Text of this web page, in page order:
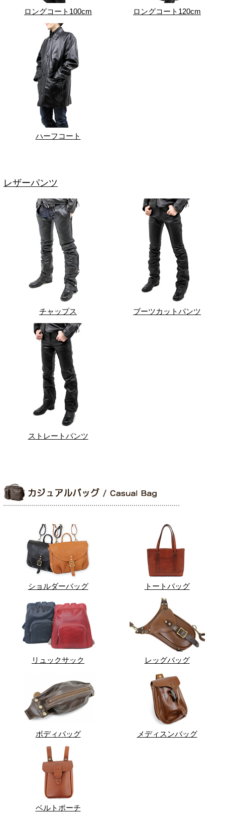
ロングコート100cm ロングコート120cm
ハーフコート
レザーパンツ
チャップス ブーツカットパンツ
ストレートパンツ
ショルダーバッグ トートバッグ
リュックサック レッグバッグ
ボディバッグ メディスンバッグ
ベルトポーチ